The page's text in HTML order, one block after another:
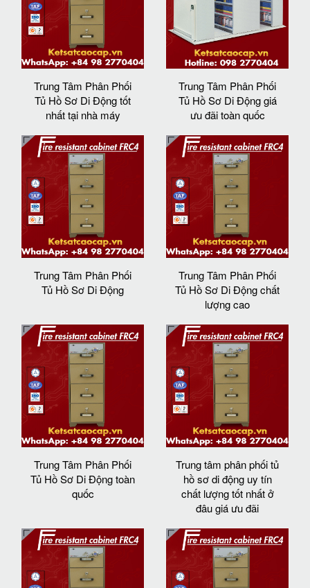
Trung Tâm Phân Phối
Tủ Hồ Sơ Di Động tốt
nhất tại nhà máy
Trung Tâm Phân Phối
Tủ Hồ Sơ Di Động giá
ưu đãi toàn quốc
Trung Tâm Phân Phối
Tủ Hồ Sơ Di Động
Trung Tâm Phân Phối
Tủ Hồ Sơ Di Động chất
lượng cao
Trung Tâm Phân Phối
Tủ Hồ Sơ Di Động toàn
quốc
Trung tâm phân phối tủ
hồ sơ di động uy tín
chất lượng tốt nhất ở
đâu giá ưu đãi